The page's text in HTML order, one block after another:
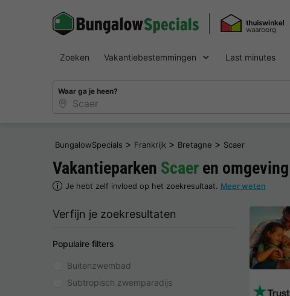
Zoeken Vakantiebestemmingen Last minutes
Waar ga je heen?
BungalowSpecials > Frankrijk > Bretagne > Scaer
Vakantieparken Scaer en omgeving
Je hebt zelf invloed op het zoekresultaat. Meer weten
Verfijn je zoekresultaten
Populaire filters
Buitenzwembad
Subtropisch zwemparadijs